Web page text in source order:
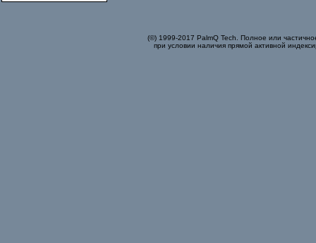
(©) 1999-2017 PalmQ Tech. Полное или
при условии наличия прямой активной